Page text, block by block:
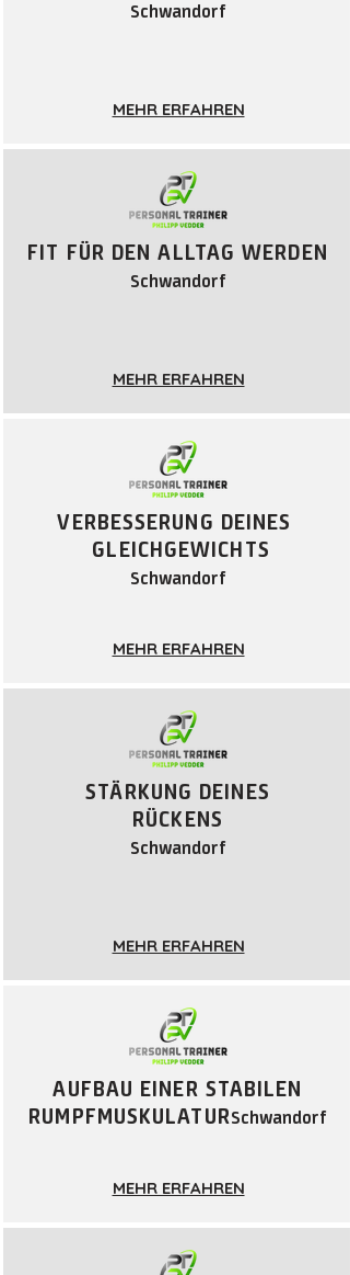
Schwandorf
MEHR ERFAHREN
FIT FÜR DEN ALLTAG WERDEN
Schwandorf
MEHR ERFAHREN
VERBESSERUNG DEINES
GLEICHGEWICHTS
Schwandorf
MEHR ERFAHREN
STÄRKUNG DEINES
RÜCKENS
Schwandorf
MEHR ERFAHREN
AUFBAU EINER STABILEN
RUMPFMUSKULATURSchwandorf
MEHR ERFAHREN